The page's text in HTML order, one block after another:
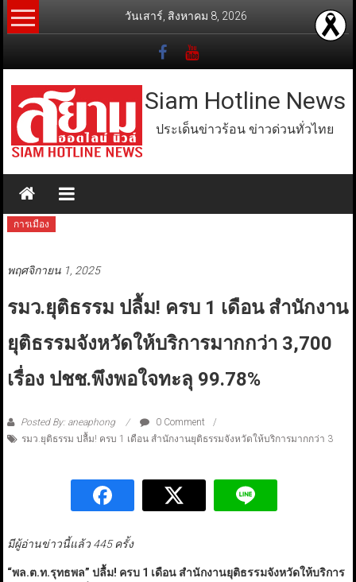
Skip
to
วันเสาร์, สิงหาคม 8, 2026
Siam Hotline News
ประเด็นข่าวร้อน ข่าวด่วนทั่วไทย
การเมือง
พฤศจิกายน 1, 2025
รมว.ยุติธรรม ปลื้ม! ครบ 1 เดือน สำนักงาน
ยุติธรรมจังหวัดให้บริการมากกว่า 3,700
เรื่อง ปชช.พึงพอใจทะลุ 99.78%
Posted By: aneaphong
0 Comment
รมว.ยุติธรรม ปลื้ม! ครบ 1 เดือน สำนักงานยุติธรรมจังหวัดให้บริการมากกว่า 3
มีผู้อ่านข่าวนี้แล้ว 445 ครั้ง
“พล.ต.ท.รุทธพล” ปลื้ม! ครบ 1 เดือน สำนักงานยุติธรรมจังหวัดให้บริการ